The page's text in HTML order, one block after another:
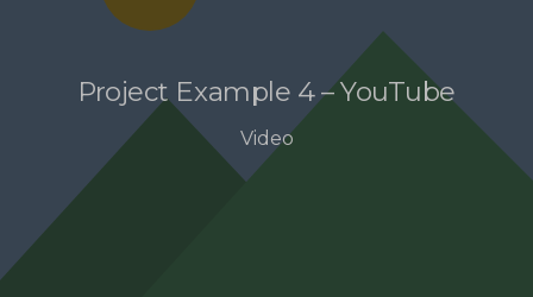
Project Example 4 – YouTube
Video